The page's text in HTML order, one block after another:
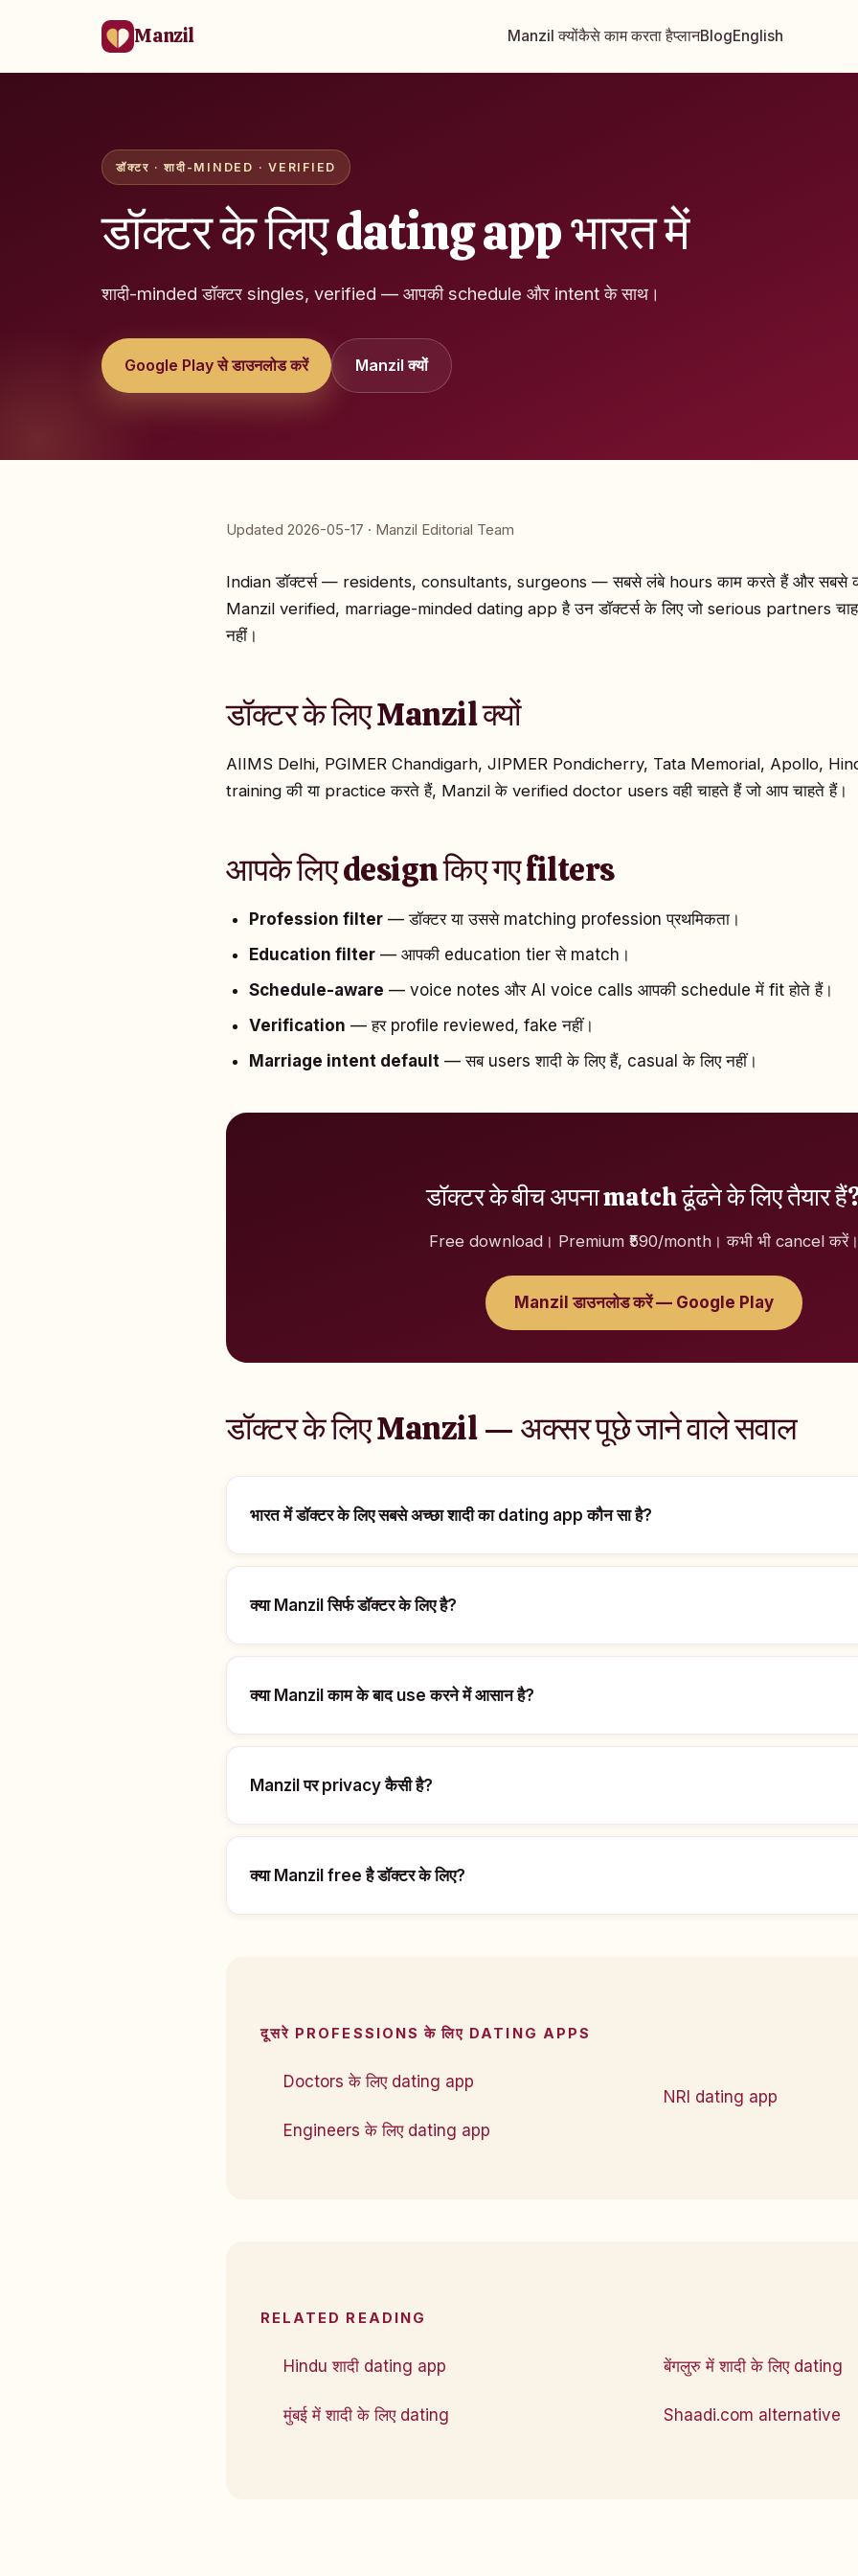
Manzil Manzil क्योंकैसे काम करता हैप्लानBlogEnglish
डॉक्टर · शादी-MINDED · VERIFIED
डॉक्टर के लिए dating app भारत में
शादी-minded डॉक्टर singles, verified — आपकी schedule और intent के साथ।
Google Play से डाउनलोड करें Manzil क्यों
Updated 2026-05-17 · Manzil Editorial Team
Indian डॉक्टर्स — residents, consultants, surgeons — सबसे लंबे hours काम करते हैं और सबसे
Manzil verified, marriage-minded dating app है उन डॉक्टर्स के लिए जो serious partners
नहीं।
डॉक्टर के लिए Manzil क्यों
AIIMS Delhi, PGIMER Chandigarh, JIPMER Pondicherry, Tata Memorial, Apollo,
training की या practice करते हैं, Manzil के verified doctor users वही चाहते हैं जो आप चाहते हैं।
आपके लिए design किए गए filters
Profession filter — डॉक्टर या उससे matching profession प्रथमिकता।
Education filter — आपकी education tier से match।
Schedule-aware — voice notes और AI voice calls आपकी schedule में fit होते हैं।
Verification — हर profile reviewed, fake नहीं।
Marriage intent default — सब users शादी के लिए हैं, casual के लिए नहीं।
डॉक्टर के बीच अपना match ढूंढने के लिए तैयार
Free download। Premium ₹590/month। कभी भी cancel करें।
Manzil डाउनलोड करें — Google Play
डॉक्टर के लिए Manzil — अक्सर पूछे जाने वाले सवाल
भारत में डॉक्टर के लिए सबसे अच्छा शादी का dating app कौन सा है?
क्या Manzil सिर्फ डॉक्टर के लिए है?
क्या Manzil काम के बाद use करने में आसान है?
Manzil पर privacy कैसी है?
क्या Manzil free है डॉक्टर के लिए?
दूसरे PROFESSIONS के लिए DATING APPS
Doctors के लिए dating app
Engineers के लिए dating app
NRI dating app
RELATED READING
Hindu शादी dating app
मुंबई में शादी के लिए dating
बेंगलुरु में शादी के लिए dating
Shaadi.com alternative